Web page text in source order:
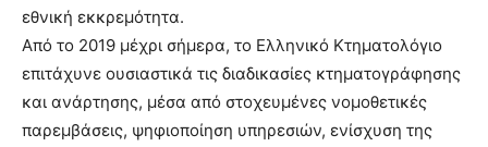
εθνική εκκρεμότητα.
Από το 2019 μέχρι σήμερα, το Ελληνικό Κτηματολόγιο
επιτάχυνε ουσιαστικά τις διαδικασίες κτηματογράφησης
και ανάρτησης, μέσα από στοχευμένες νομοθετικές
παρεμβάσεις, ψηφιοποίηση υπηρεσιών, ενίσχυση της